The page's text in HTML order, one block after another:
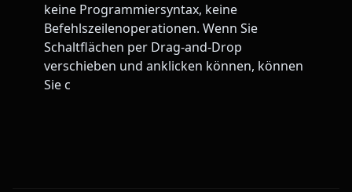
keine Programmiersyntax, keine
Befehlszeilenoperationen. Wenn Sie
Schaltflächen per Drag-and-Drop
verschieben und anklicken können, können
Sie c